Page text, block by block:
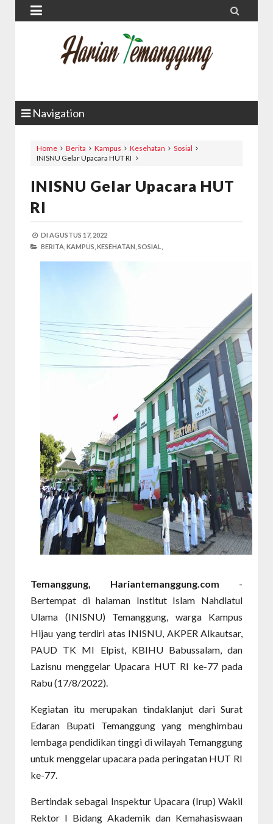
 
Navigation
Home Berita Kampus Kesehatan
Sosial
INISNU Gelar Upacara HUT RI
INISNU Gelar Upacara HUT
RI
DI AGUSTUS 17, 2022
BERITA, KAMPUS, KESEHATAN, SOSIAL,
Temanggung, Hariantemanggung.com -
Bertempat di halaman Institut Islam Nahdlatul
Ulama (INISNU) Temanggung, warga Kampus
Hijau yang terdiri atas INISNU, AKPER Alkautsar,
PAUD TK MI Elpist, KBIHU Babussalam, dan
Lazisnu menggelar Upacara HUT RI ke-77 pada
Rabu (17/8/2022).
Kegiatan itu merupakan tindaklanjut dari Surat
Edaran Bupati Temanggung yang menghimbau
lembaga pendidikan tinggi di wilayah Temanggung
untuk menggelar upacara pada peringatan HUT RI
ke-77.
Bertindak sebagai Inspektur Upacara (Irup) Wakil
Rektor I Bidang Akademik dan Kemahasiswaan